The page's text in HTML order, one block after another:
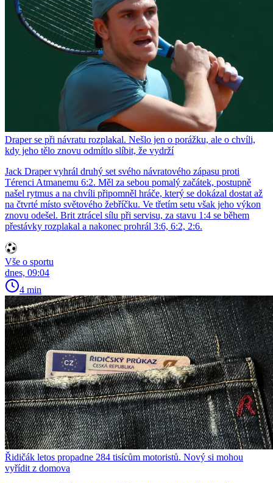
Draper se při návratu rozplakal. Nešlo jen o porážku, ale o chvíli,
kdy jeho tělo znovu odmítlo slíbit, že vydrží
Jack Draper vyhrál druhý set svého návratového zápasu proti
Térenci Atmanemu 6:2. Měl za sebou pomalý začátek, postupně
našel rytmus a na chvíli připomněl hráče, který se dokázal dostat až
na čtvrté místo světového žebříčku. Ve třetím setu však jeho výkon
znovu odešel. Brit ztrácel sílu při servisu, za stavu 1:4 se během
přestávky rozplakal a nakonec prohrál 3:6, 6:2, 2:6.
Vše o sportu
dnes, 09:04
4 min
Řidičák letos propadne 284 tisícům motoristů. Nový si mohou
vyřídit z domova